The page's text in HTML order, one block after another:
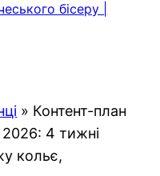
бісеру |
» Контент-план
2026: 4 тижні
кольє,